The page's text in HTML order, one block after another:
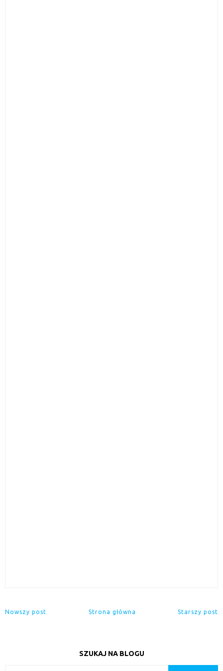
Nowszy post Starszy post
Strona główna
SZUKAJ NA BLOGU